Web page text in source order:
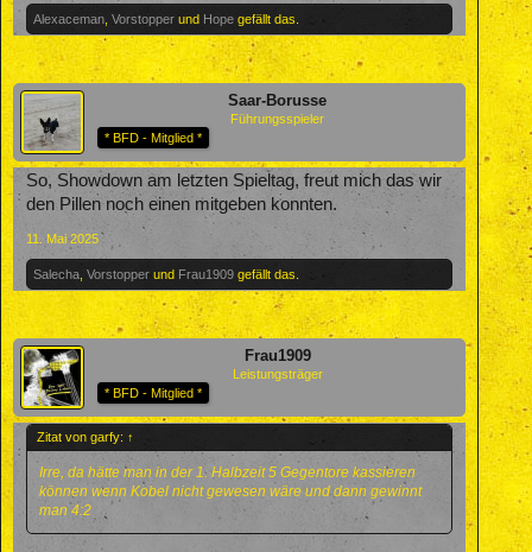
Alexaceman Vorstopper und Hope gefällt das.
Saar-Borusse
Führungsspieler
* BFD - Mitglied *
So, Showdown am letzten Spieltag, freut mich das wir
den Pillen noch einen mitgeben konnten.
11. Mai 2025
Salecha Vorstopper und Frau1909 gefällt das.
Frau1909
Leistungsträger
* BFD - Mitglied *
Zitat von garfy: ↑
Irre, da hätte man in der 1. Halbzeit 5 Gegentore kassieren
können wenn Kobel nicht gewesen wäre und dann gewinnt
man 4:2